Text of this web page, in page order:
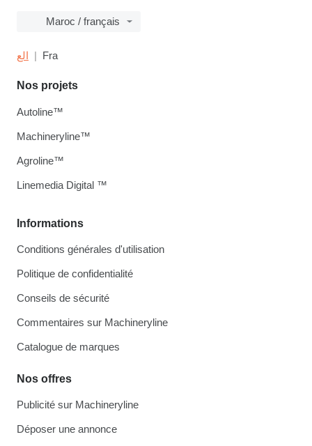
Maroc / français
الع Fra
Informations
Conditions générales d'utilisation
Politique de confidentialité
Conseils de sécurité
Commentaires sur Machineryline
Catalogue de marques
Nos offres
Publicité sur Machineryline
Déposer une annonce
Nos projets
Autoline™
Machineryline™
Agroline™
Linemedia Digital ™